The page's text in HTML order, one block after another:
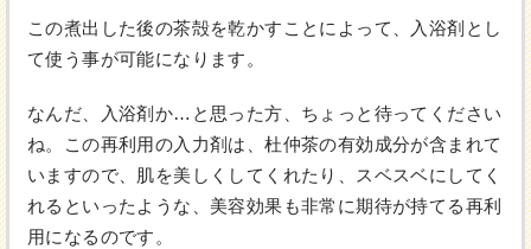
この煮出した後の茶殻を乾かすことによって、入浴剤とし
て使う事が可能になります。
なんだ、入浴剤か…と思った方、ちょっと待ってください
ね。この再利用の入力剤は、杜仲茶の有効成分が含まれて
いますので、肌を美しくしてくれたり、スベスベにしてく
れるといったような、美容効果も非常に期待が持てる再利
用になるのです。